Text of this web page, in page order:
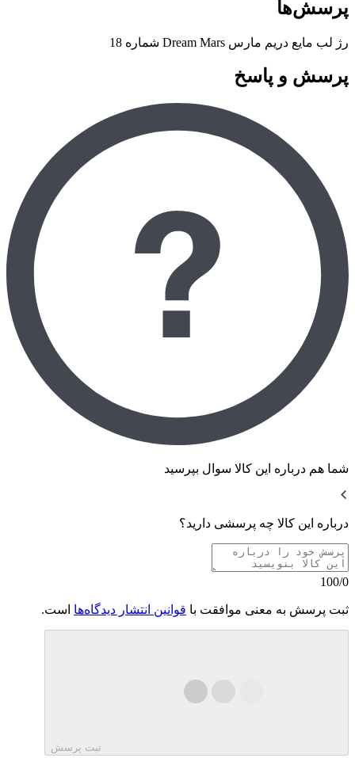
پرسش‌ها
رژ لب مایع دریم مارس Dream Mars شماره 18
پرسش و پاسخ
شما هم درباره این کالا سوال بپرسید
درباره این کالا چه پرسشی دارید؟
100/0
ثبت پرسش به معنی موافقت با قوانین انتشار دیدگاه‌ها است.
ثبت پرسش